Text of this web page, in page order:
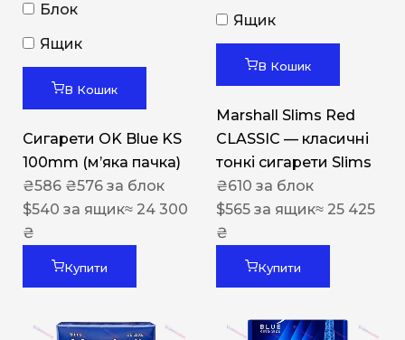
Блок
Ящик
В Кошик
Сигарети OK Blue KS
100mm (м’яка пачка)
₴586 ₴576 за блок
$540 за ящик≈ 24 300
₴
Купити
Ящик
В Кошик
Marshall Slims Red
CLASSIC — класичні
тонкі сигарети Slims
₴610 за блок
$565 за ящик≈ 25 425
₴
Купити